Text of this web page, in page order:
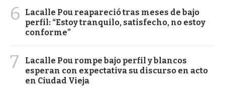
6
Lacalle Pou reapareció tras meses de bajo
perfil: “Estoy tranquilo, satisfecho, no estoy
conforme”
7
Lacalle Pou rompe bajo perfil y blancos
esperan con expectativa su discurso en acto
en Ciudad Vieja